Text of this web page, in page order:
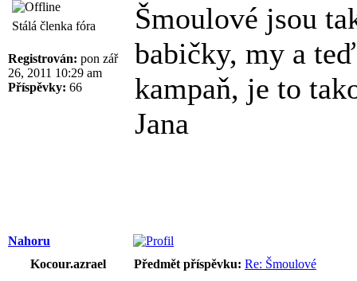
Stálá členka fóra
Registrován: pon zář
26, 2011 10:29 am
Příspěvky: 66
Šmoulové jsou
babičky, my a
kampaň, je to
Jana
Nahoru
Kocour.azrael
Předmět příspěvku: Re: Šmoulové